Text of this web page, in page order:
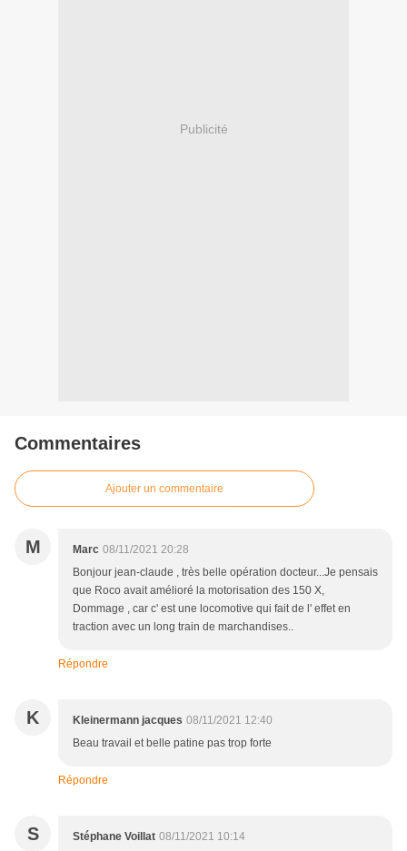
Publicité
Commentaires
Ajouter un commentaire
M Marc 08/11/2021 20:28
Bonjour jean-claude , très belle opération docteur...Je pensais
que Roco avait amélioré la motorisation des 150 X,
Dommage , car c' est une locomotive qui fait de l' effet en
traction avec un long train de marchandises..
Répondre
K Kleinermann jacques 08/11/2021 12:40
Beau travail et belle patine pas trop forte
Répondre
S Stéphane Voillat 08/11/2021 10:14